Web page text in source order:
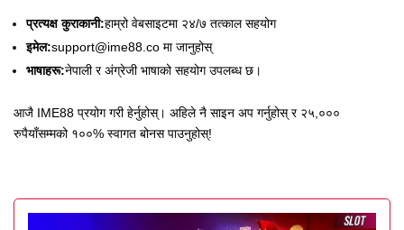
प्रत्यक्ष कुराकानी:हाम्रो वेबसाइटमा २४/७ तत्काल सहयोग
इमेल:support@ime88.co मा जानुहोस्
भाषाहरू:नेपाली र अंग्रेजी भाषाको सहयोग उपलब्ध छ।
आजै IME88 प्रयोग गरी हेर्नुहोस्। अहिले नै साइन अप गर्नुहोस् र २५,०००
रुपैयाँसम्मको १००% स्वागत बोनस पाउनुहोस्!